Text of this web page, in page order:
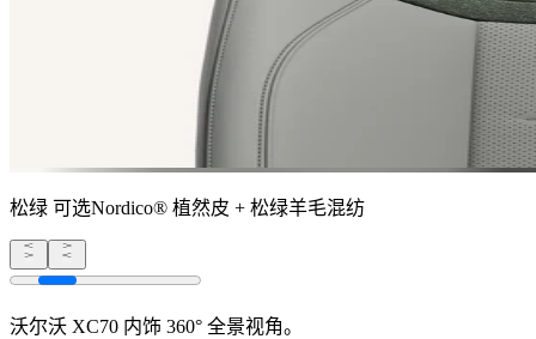
松绿 可选Nordico® 植然皮 + 松绿羊毛混纺
沃尔沃 XC70 内饰 360° 全景视角。